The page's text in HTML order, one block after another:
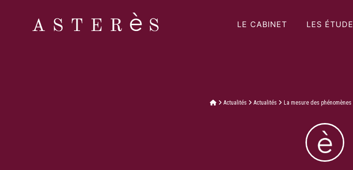
LE CABINET LES
Actualités Actualités La mesure des